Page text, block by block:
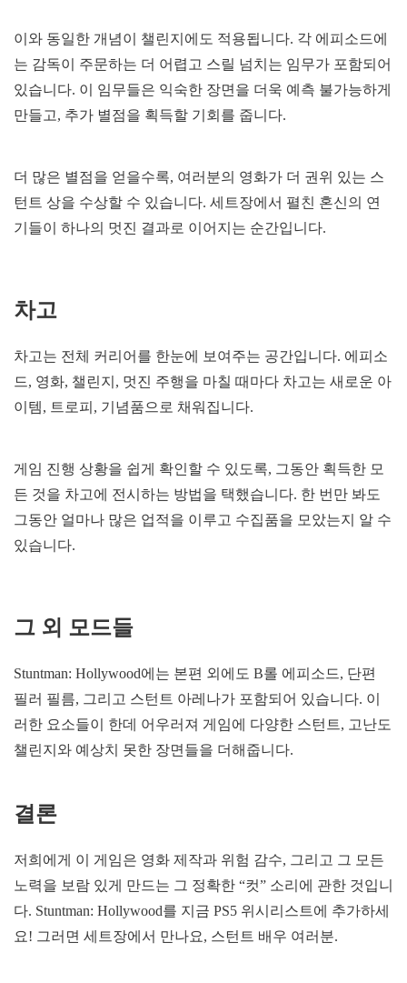
이와 동일한 개념이 챌린지에도 적용됩니다. 각 에피소드에
는 감독이 주문하는 더 어렵고 스릴 넘치는 임무가 포함되어
있습니다. 이 임무들은 익숙한 장면을 더욱 예측 불가능하게
만들고, 추가 별점을 획득할 기회를 줍니다.
더 많은 별점을 얻을수록, 여러분의 영화가 더 권위 있는 스
턴트 상을 수상할 수 있습니다. 세트장에서 펼친 혼신의 연
기들이 하나의 멋진 결과로 이어지는 순간입니다.
차고
차고는 전체 커리어를 한눈에 보여주는 공간입니다. 에피소
드, 영화, 챌린지, 멋진 주행을 마칠 때마다 차고는 새로운 아
이템, 트로피, 기념품으로 채워집니다.
게임 진행 상황을 쉽게 확인할 수 있도록, 그동안 획득한 모
든 것을 차고에 전시하는 방법을 택했습니다. 한 번만 봐도
그동안 얼마나 많은 업적을 이루고 수집품을 모았는지 알 수
있습니다.
그 외 모드들
Stuntman: Hollywood에는 본편 외에도 B롤 에피소드, 단편
필러 필름, 그리고 스턴트 아레나가 포함되어 있습니다. 이
러한 요소들이 한데 어우러져 게임에 다양한 스턴트, 고난도
챌린지와 예상치 못한 장면들을 더해줍니다.
결론
저희에게 이 게임은 영화 제작과 위험 감수, 그리고 그 모든
노력을 보람 있게 만드는 그 정확한 “컷” 소리에 관한 것입니
다. Stuntman: Hollywood를 지금 PS5 위시리스트에 추가하세
요! 그러면 세트장에서 만나요, 스턴트 배우 여러분.